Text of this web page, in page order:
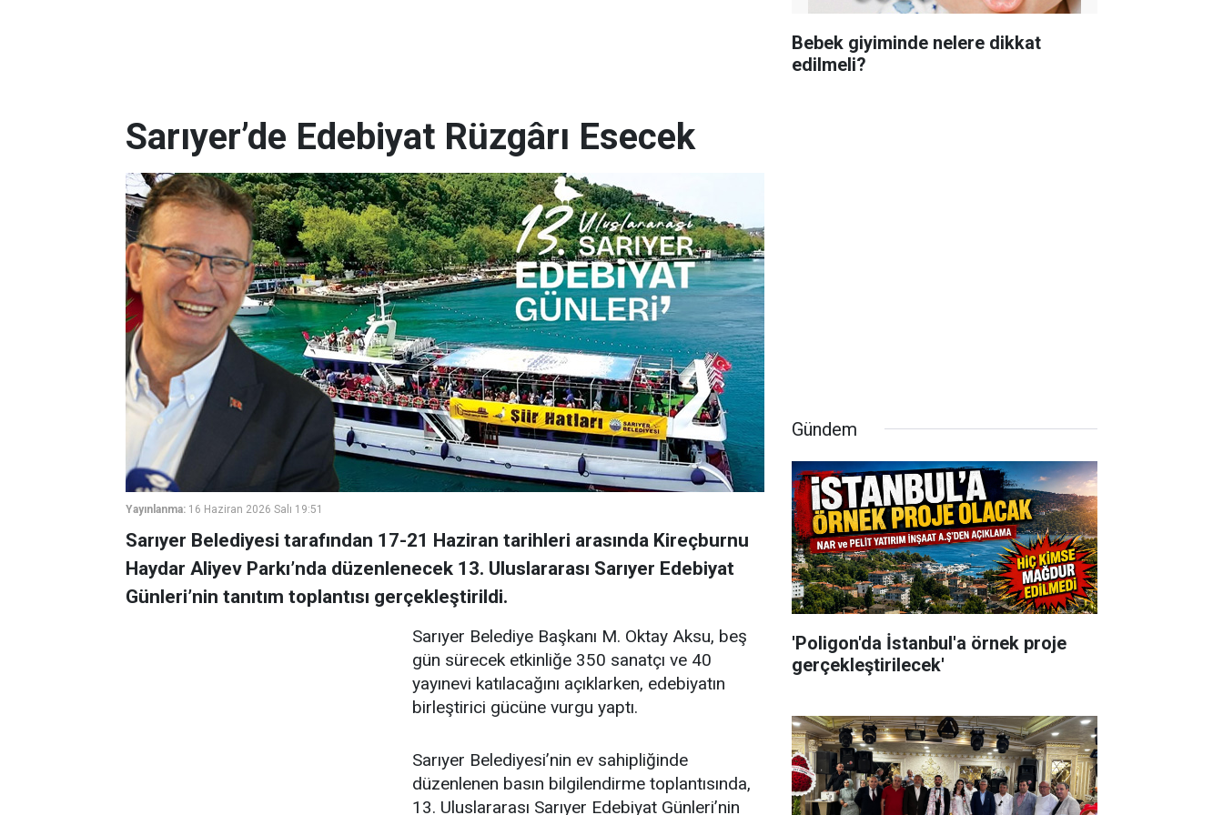
Bebek giyiminde nelere dikkat
edilmeli?
Sarıyer’de Edebiyat Rüzgârı Esecek
Yayınlanma: 16 Haziran 2026 Salı 19:51
Sarıyer Belediyesi tarafından 17-21 Haziran tarihleri arasında Kireçburnu
Haydar Aliyev Parkı’nda düzenlenecek 13. Uluslararası Sarıyer Edebiyat
Günleri’nin tanıtım toplantısı gerçekleştirildi.
Sarıyer Belediye Başkanı M. Oktay Aksu, beş
gün sürecek etkinliğe 350 sanatçı ve 40
yayınevi katılacağını açıklarken, edebiyatın
birleştirici gücüne vurgu yaptı.
Sarıyer Belediyesi’nin ev sahipliğinde
düzenlenen basın bilgilendirme toplantısında,
13. Uluslararası Sarıyer Edebiyat Günleri’nin
Gündem
'Poligon'da İstanbul'a örnek proje
gerçekleştirilecek'